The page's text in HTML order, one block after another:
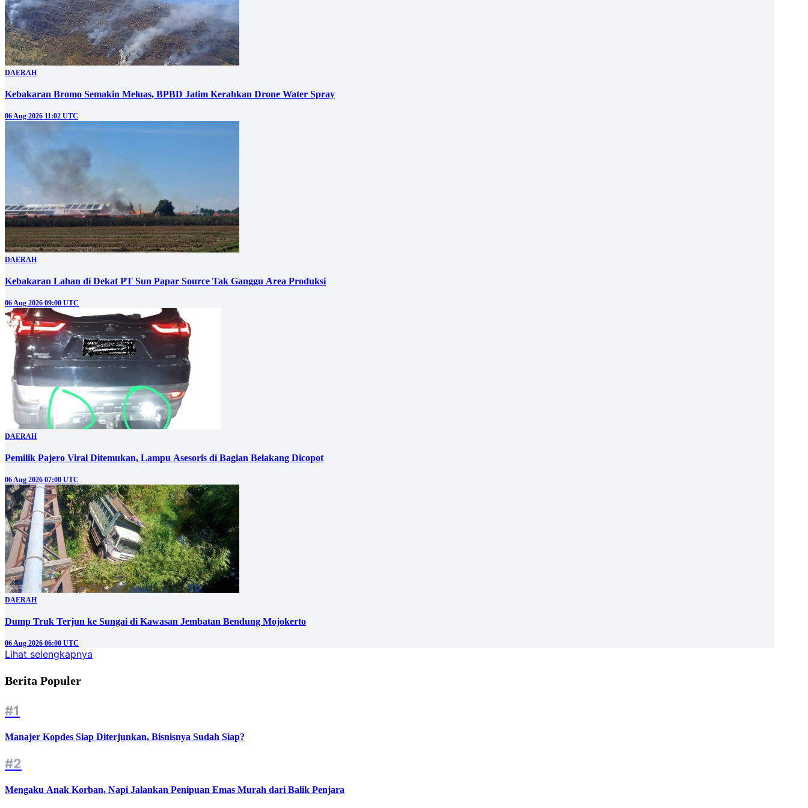
DAERAH
Kebakaran Bromo Semakin Meluas, BPBD Jatim Kerahkan Drone Water Spray
06 Aug 2026 11:02 UTC
DAERAH
Kebakaran Lahan di Dekat PT Sun Papar Source Tak Ganggu Area Produksi
06 Aug 2026 09:00 UTC
DAERAH
Pemilik Pajero Viral Ditemukan, Lampu Asesoris di Bagian Belakang Dicopot
06 Aug 2026 07:00 UTC
DAERAH
Dump Truk Terjun ke Sungai di Kawasan Jembatan Bendung Mojokerto
06 Aug 2026 06:00 UTC
Lihat selengkapnya
Berita Populer
#1
Manajer Kopdes Siap Diterjunkan, Bisnisnya Sudah Siap?
#2
Mengaku Anak Korban, Napi Jalankan Penipuan Emas Murah dari Balik Penjara